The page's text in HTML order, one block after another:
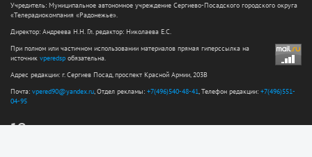
Учредитель: Муниципальное автономное учреждение Сергиево-Посадского городского округа
«Телерадиокомпания «Радонежье».
Директор: Андреева Н.Н. Гл. редактор: Николаева Е.С.
При полном или частичном использовании материалов прямая гиперссылка на
источник vperedsp обязательна.
Адрес редакции: г. Сергиев Посад, проспект Красной Армии, 203В
Почта: vpered90@yandex.ru, Отдел рекламы: +7(496)540-48-41, Телефон редакции: +7(496)551-
04-95
12+